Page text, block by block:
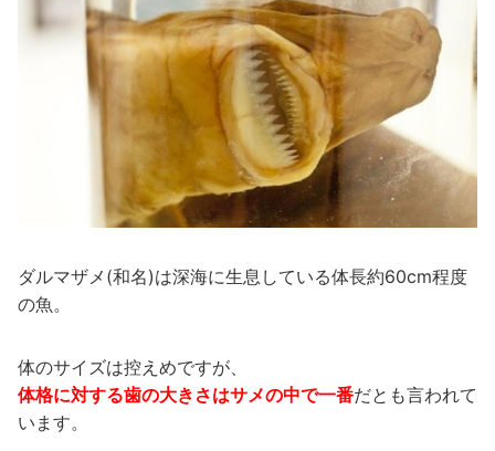
ダルマザメ(和名)は深海に生息している体長約60cm程度
の魚。
体のサイズは控えめですが、
体格に対する歯の大きさはサメの中で一番だとも言われて
います。